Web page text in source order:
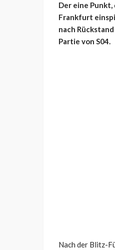
Der eine Punkt,
Frankfurt
nach
Partie von S04.
Nach der Blitz-